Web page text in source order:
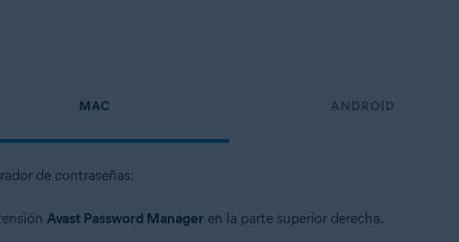
MAC ANDROID
de contraseñas:
Avast Password Manager en la parte superior derecha.